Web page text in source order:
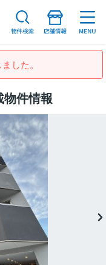
した。
物件情報